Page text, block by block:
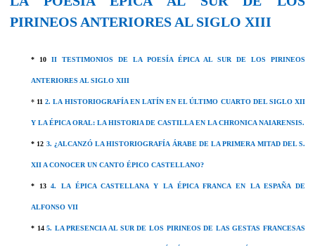
PIRINEOS ANTERIORES AL SIGLO XIII
* 10 II TESTIMONIOS DE LA POESÍA ÉPICA AL SUR DE LOS PIRINEOS
ANTERIORES AL SIGLO XIII
* 112. LA HISTORIOGRAFÍA EN LATÍN EN EL ÚLTIMO CUARTO DEL SIGLO XII
Y LA ÉPICA ORAL: LA HISTORIA DE CASTILLA EN LA CHRONICA NAIARENSIS.
* 12 3. ¿ALCANZÓ LA HISTORIOGRAFÍA ÁRABE DE LA PRIMERA MITAD DEL S.
XII A CONOCER UN CANTO ÉPICO CASTELLANO?
* 134. LA ÉPICA CASTELLANA Y LA ÉPICA FRANCA EN LA ESPAÑA DE
ALFONSO VII
* 145. LA PRESENCIA AL SUR DE LOS PIRINEOS DE LAS GESTAS FRANCESAS